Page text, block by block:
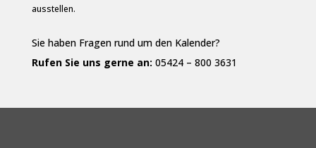
ausstellen.
Sie haben Fragen rund um den Kalender?
Rufen Sie uns gerne an: 05424 – 800 3631